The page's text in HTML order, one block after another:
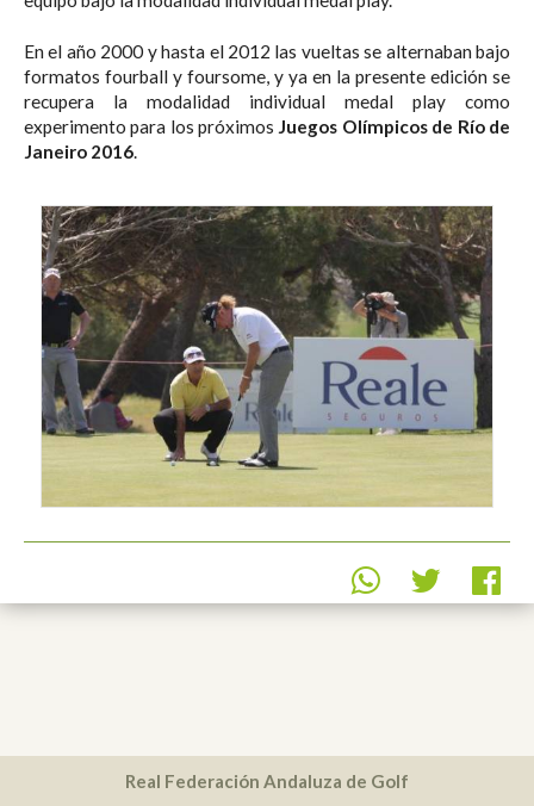
En el año 2000 y hasta el 2012 las vueltas se alternaban bajo
formatos fourball y foursome, y ya en la presente edición se
recupera la modalidad individual medal play como
experimento para los próximos Juegos Olímpicos de Río de
Janeiro 2016.
Real Federación Andaluza de Golf